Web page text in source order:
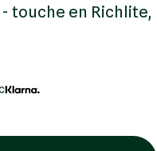
- touche en Richlite,